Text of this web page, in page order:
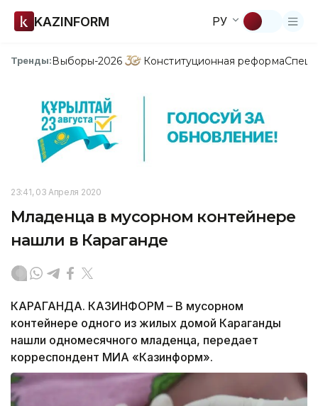
KAZINFORM РУ
Тренды:Выборы-2026 Конституционная реформа
23:41, 03 Апреля 2020
Младенца в мусорном контейнере
нашли в Караганде
КАРАГАНДА. КАЗИНФОРМ – В мусорном
контейнере одного из жилых домой Караганды
нашли одномесячного младенца, передает
корреспондент МИА «Казинформ».